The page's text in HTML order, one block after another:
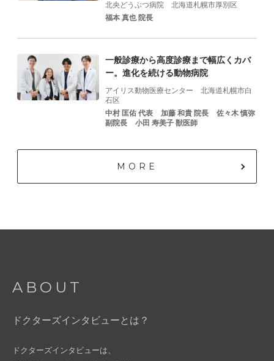
北央どうぶつ病院 北海道札幌市厚別区
福本 真也 院長
一般診療から高度診療まで幅広くカバ
ー。進化を続ける動物病院
アイリス動物医療センター 北海道札幌市白
石区
中村 匡佑 代表
加藤 和貴 院⻑
佐々⽊ 慎弥
副院⻑
⼩⽥ 寿美⼦ 獣医師
MORE
ABOUT
ドクターズインタビューとは？
ドクターズインタビューは、